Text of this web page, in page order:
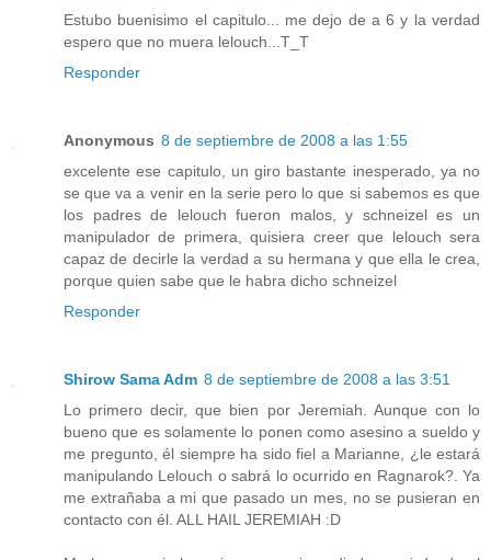
Estubo buenisimo el capitulo... me dejo de a 6 y la verdad
espero que no muera lelouch...T_T
Responder
Anonymous 8 de septiembre de 2008 a las 1:55
excelente ese capitulo, un giro bastante inesperado, ya no
se que va a venir en la serie pero lo que si sabemos es que
los padres de lelouch fueron malos, y schneizel es un
manipulador de primera, quisiera creer que lelouch sera
capaz de decirle la verdad a su hermana y que ella le crea,
porque quien sabe que le habra dicho schneizel
Responder
Shirow Sama Adm 8 de septiembre de 2008 a las 3:51
Lo primero decir, que bien por Jeremiah. Aunque con lo
bueno que es solamente lo ponen como asesino a sueldo y
me pregunto, él siempre ha sido fiel a Marianne, ¿le estará
manipulando Lelouch o sabrá lo ocurrido en Ragnarok?. Ya
me extrañaba a mi que pasado un mes, no se pusieran en
contacto con él. ALL HAIL JEREMIAH :D